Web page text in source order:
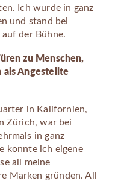
Ich wurde in ganz
und stand bei
der Bühne.
zu Menschen,
als Angestellte
in Kalifornien,
Zürich, war bei
in ganz
konnte ich eigene
all meine
Marken gründen. All